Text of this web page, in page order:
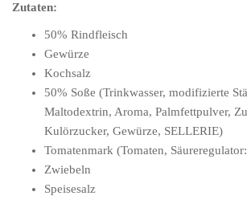
Zutaten:
50% Rindfleisch
Gewürze
Kochsalz
50% Soße (Trinkwasser, modifizierte
Maltodextrin, Aroma, Palmfettpulver,
Kulörzucker, Gewürze, SELLERIE)
Tomatenmark (Tomaten,
Zwiebeln
Speisesalz